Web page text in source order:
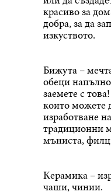
красиво за
добра, за да
изкуството.
Бижута –
обеци напълно
заемете с
които можете
изработване
традиционни
мъниста,
Керамика –
чаши, чинии.